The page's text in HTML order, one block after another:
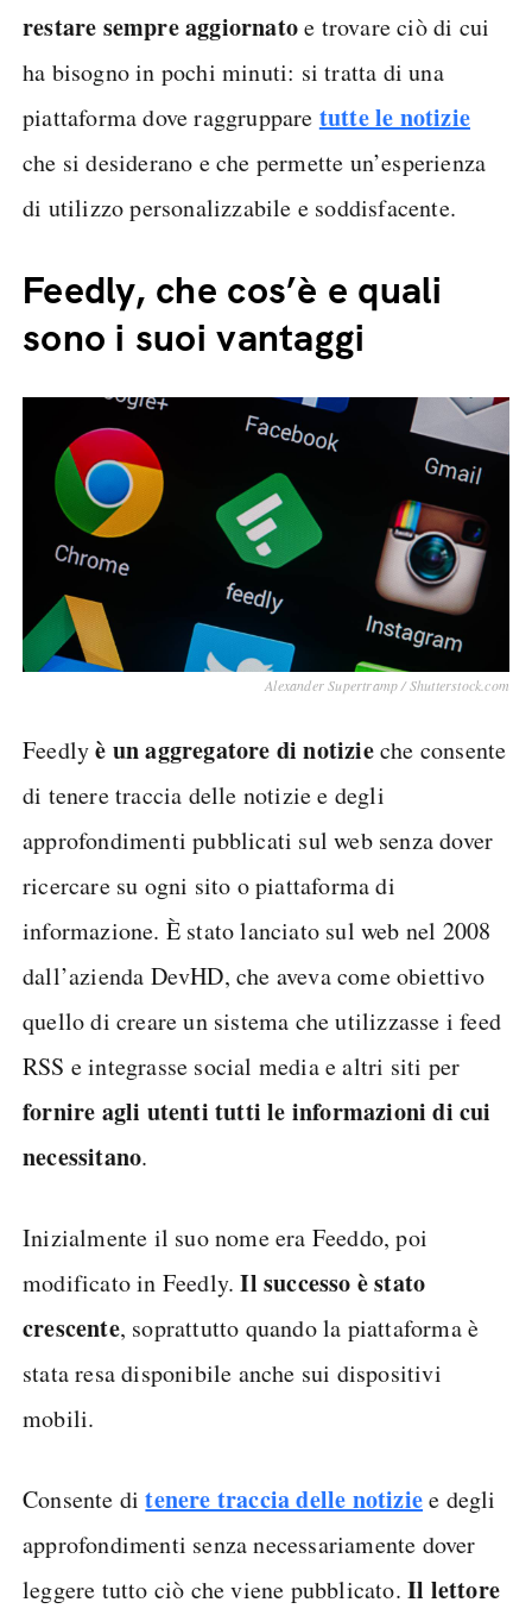
restare sempre aggiornatoe trovare ciò di cui
ha bisogno in pochi minuti: si tratta di una
piattaforma dove raggruppare tutte le notizie
che si desiderano e che permette un’esperienza
di utilizzo personalizzabile e soddisfacente.
Feedly, che cos’è e quali
sono i suoi vantaggi
Alexander Supertramp / Shutterstock.com
Feedlyè un aggregatore di notizieche consente
di tenere traccia delle notizie e degli
approfondimenti pubblicati sul web senza dover
ricercare su ogni sito o piattaforma di
informazione. È stato lanciato sul web nel 2008
dall’azienda DevHD, che aveva come obiettivo
quello di creare un sistema che utilizzasse i feed
RSS e integrasse social media e altri siti per
fornire agli utenti tutti le informazioni di cui
necessitano.
Inizialmente il suo nome era Feeddo, poi
modificato in Feedly.Il successo è stato
crescente, soprattutto quando la piattaforma è
stata resa disponibile anche sui dispositivi
mobili.
Consente ditenere traccia delle notiziee degli
approfondimenti senza necessariamente dover
leggere tutto ciò che viene pubblicato.Il lettore